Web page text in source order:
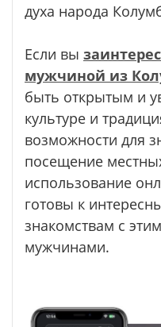
духа народа
Если вы
мужчиной из
быть открытым и
культуре и
возможности для
посещение
использование
готовы к
знакомствам с
мужчинами.